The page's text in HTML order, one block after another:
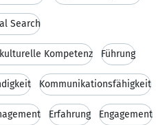
Search
Kompetenz Führung
Kommunikationsfähigkeit
Erfahrung Engagement